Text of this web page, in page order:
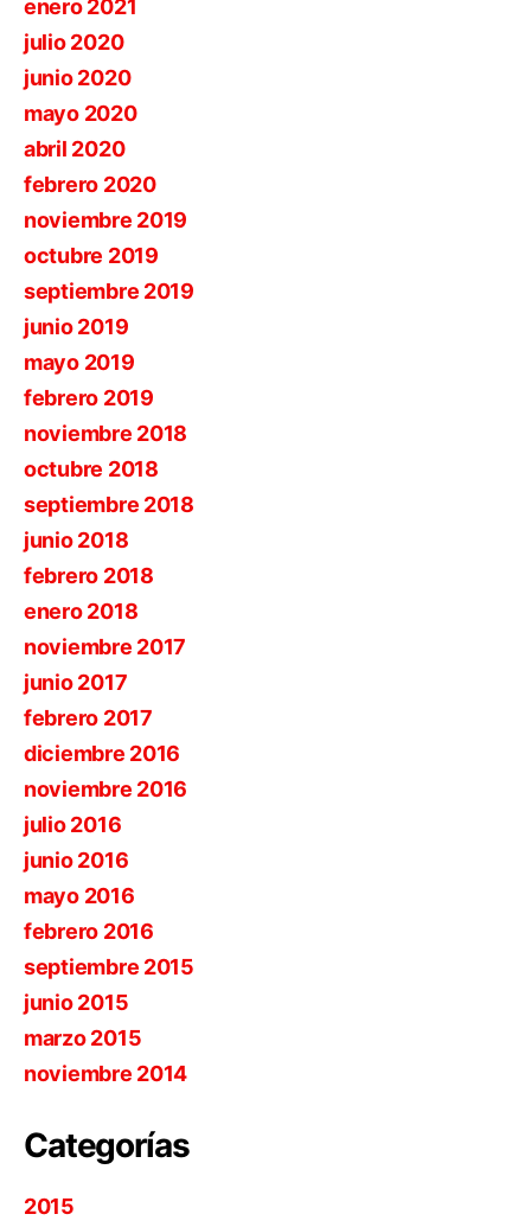
enero 2021
julio 2020
junio 2020
mayo 2020
abril 2020
febrero 2020
noviembre 2019
octubre 2019
septiembre 2019
junio 2019
mayo 2019
febrero 2019
noviembre 2018
octubre 2018
septiembre 2018
junio 2018
febrero 2018
enero 2018
noviembre 2017
junio 2017
febrero 2017
diciembre 2016
noviembre 2016
julio 2016
junio 2016
mayo 2016
febrero 2016
septiembre 2015
junio 2015
marzo 2015
noviembre 2014
Categorías
2015